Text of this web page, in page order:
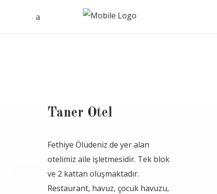
Taner Otel
Fethiye Ölüdeniz de yer alan
otelimiz aile işletmesidir. Tek blok
ve 2 kattan oluşmaktadır.
Restaurant, havuz, çocuk havuzu,